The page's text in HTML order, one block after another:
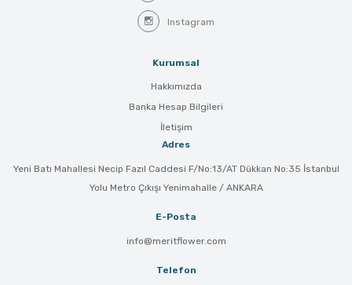
Instagram
Kurumsal
Hakkımızda
Banka Hesap Bilgileri
İletişim
Adres
Yeni Batı Mahallesi Necip Fazıl Caddesi F/No:13/AT Dükkan No:35 İstanbul
Yolu Metro Çıkışı Yenimahalle / ANKARA
E-Posta
info@meritflower.com
Telefon